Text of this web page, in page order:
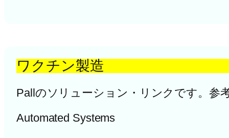
ワクチン製造
Pallのソリューション・リンクです。参
Automated Systems